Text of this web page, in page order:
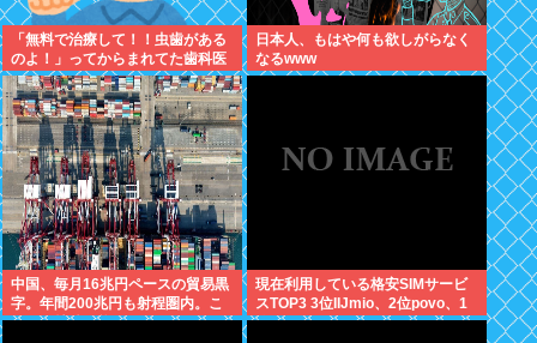
「無料で治療して！！虫歯がある
のよ！」ってからまれてた歯科医
の旦那がいるママ
日本人、もはや何も欲しがらなく
なるwww
中国、毎月16兆円ペースの貿易黒
字。年間200兆円も射程圏内。こ
んなん持続不能だろ！
現在利用している格安SIMサービ
スTOP3 3位IIJmio、2位povo、1
位ahamo